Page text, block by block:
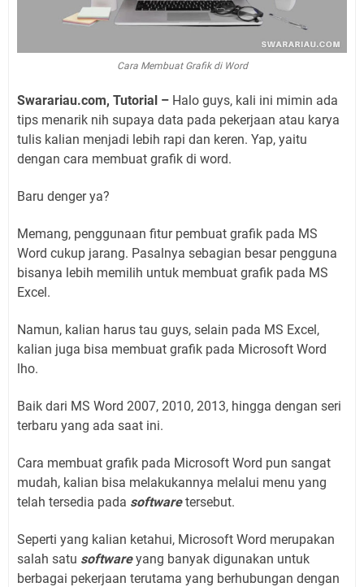
Cara Membuat Grafik di Word
Swarariau.com, Tutorial – Halo guys, kali ini mimin ada
tips menarik nih supaya data pada pekerjaan atau karya
tulis kalian menjadi lebih rapi dan keren. Yap, yaitu
dengan cara membuat grafik di word.
Baru denger ya?
Memang, penggunaan fitur pembuat grafik pada MS
Word cukup jarang. Pasalnya sebagian besar pengguna
bisanya lebih memilih untuk membuat grafik pada MS
Excel.
Namun, kalian harus tau guys, selain pada MS Excel,
kalian juga bisa membuat grafik pada Microsoft Word
lho.
Baik dari MS Word 2007, 2010, 2013, hingga dengan seri
terbaru yang ada saat ini.
Cara membuat grafik pada Microsoft Word pun sangat
mudah, kalian bisa melakukannya melalui menu yang
telah tersedia pada softwaretersebut.
Seperti yang kalian ketahui, Microsoft Word merupakan
salah satu softwareyang banyak digunakan untuk
berbagai pekerjaan terutama yang berhubungan dengan